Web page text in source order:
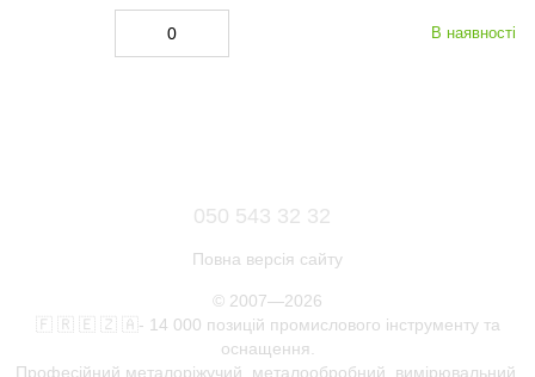
В наявності
050 543 32 32
Повна версія сайту
© 2007—2026
🇫 🇷 🇪 🇿 🇦- 14 000 позицій промислового інструменту та
оснащення.
Професійний металоріжучий, металообробний, вимірювальний,